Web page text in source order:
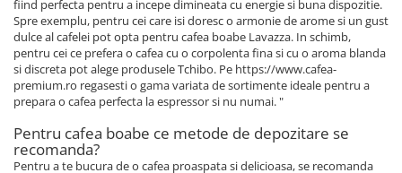
fiind perfecta pentru a incepe dimineata cu energie si buna dispozitie.
Spre exemplu, pentru cei care isi doresc o armonie de arome si un gust
dulce al cafelei pot opta pentru cafea boabe Lavazza. In schimb,
pentru cei ce prefera o cafea cu o corpolenta fina si cu o aroma blanda
si discreta pot alege produsele Tchibo. Pe https://www.cafea-
premium.ro regasesti o gama variata de sortimente ideale pentru a
prepara o cafea perfecta la espressor si nu numai. "
Pentru cafea boabe ce metode de depozitare se
recomanda?
Pentru a te bucura de o cafea proaspata si delicioasa, se recomanda